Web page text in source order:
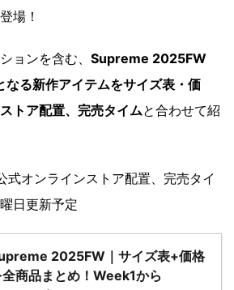
場！
ョンを含む、 Supreme 2025FW
る新作アイテムをサイズ表・価
トア配置、完売タイムと合わせて紹
式オンラインストア配置、完売タイ
日更新予定
2025FW｜サイズ表+価格
全商品まとめ！Week1から